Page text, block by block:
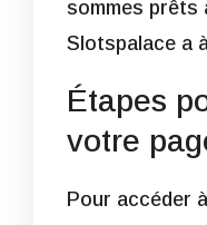
sommes prêts
Slotspalace a
Étapes
votre
Pour accéder